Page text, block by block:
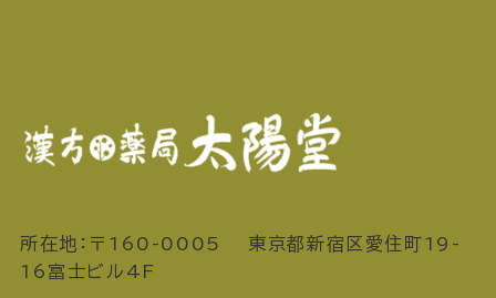
所在地：〒160-0005 東京都新宿区愛住町19-
16富士ビル4F